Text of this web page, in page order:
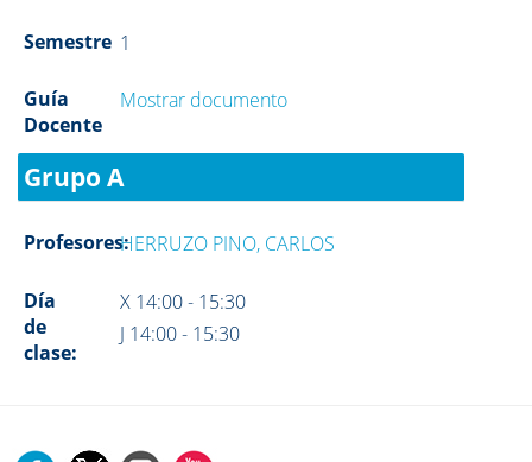
Semestre 1
Guía
Docente
Mostrar documento
Grupo A
Profesores:HERRUZO PINO, CARLOS
Día
de
clase:
X 14:00 - 15:30
J 14:00 - 15:30